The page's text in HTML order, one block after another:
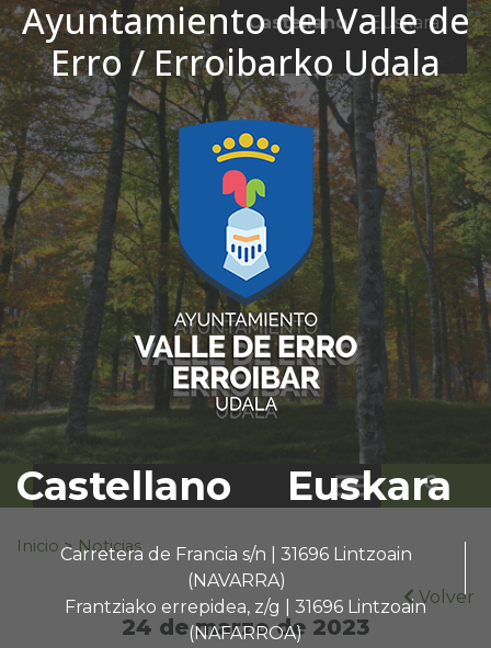
Ayuntamiento del Valle de
Erro / Erroibarko Udala
Castellano Euskara
Carretera de Francia s/n | 31696 Lintzoain
(NAVARRA)
Frantziako errepidea, z/g | 31696 Lintzoain
(NAFARROA)
Ir al contenido
Castellano
Euskara
El tiempo - Tutiempo.net
Buscar:
Inicio > Noticias
Volver
24 de marzo de 2023